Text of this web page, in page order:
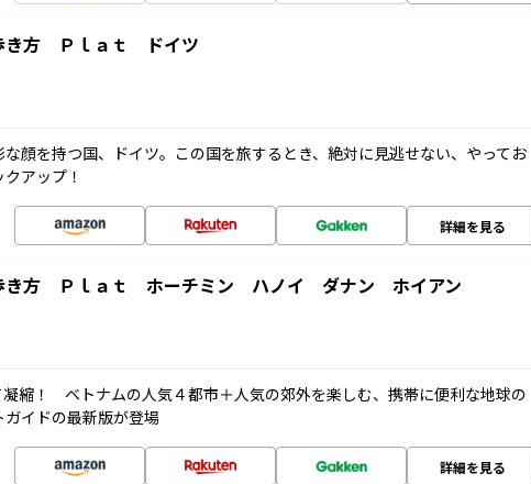
き方 Ｐｌａｔ ドイツ
顔を持つ国、ドイツ。この国を旅するとき、絶対に見逃せない、やってお
アップ！
詳細を見る
き方 Ｐｌａｔ ホーチミン ハノイ ダナン ホイアン
凝縮！ ベトナムの人気４都市＋人気の郊外を楽しむ、携帯に便利な地球の
イドの最新版が登場
詳細を見る